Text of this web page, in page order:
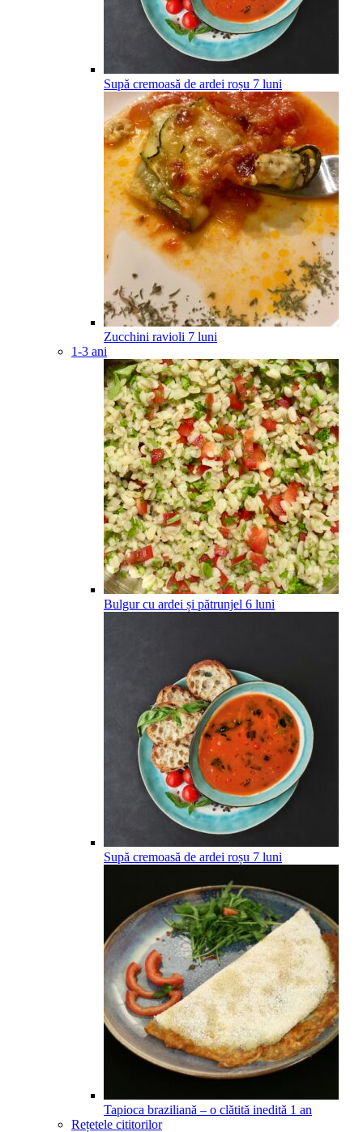
Supă cremoasă de ardei roșu 7 luni
Zucchini ravioli 7 luni
1-3 ani
Bulgur cu ardei și pătrunjel 6 luni
Supă cremoasă de ardei roșu 7 luni
Tapioca braziliană – o clătită inedită 1 an
Rețetele cititorilor